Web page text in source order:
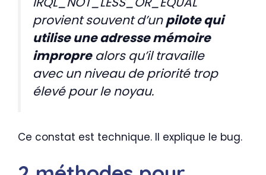
provient souvent d’unpilote qui
utilise une adresse mémoire
improprealors qu’il travaille
avec un niveau de priorité trop
élevé pour le noyau.
Ce constat est technique. Il explique le bug.